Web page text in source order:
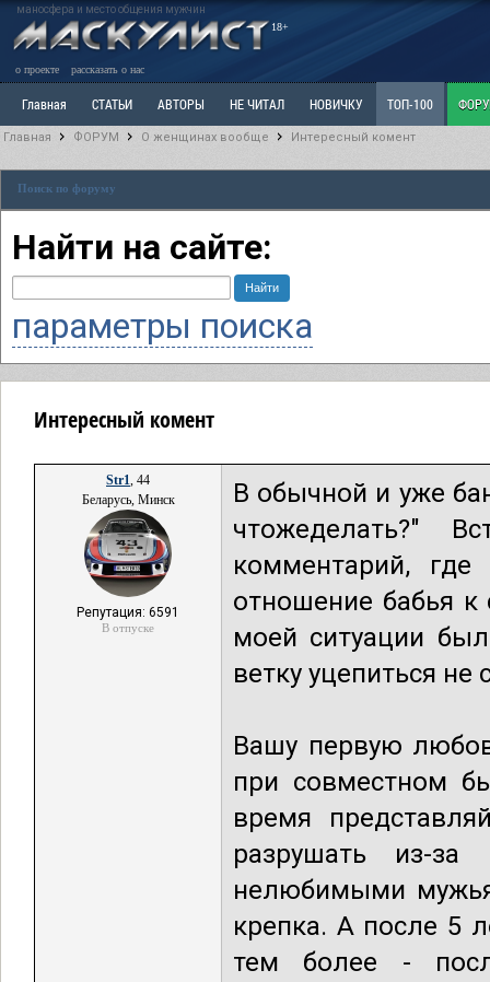
маносфера и место общения мужчин
18+
о проекте рассказать о нас
Главная СТАТЬИ АВТОРЫ НЕ ЧИТАЛ НОВИЧКУ ТОП-100
Ветка: Расстаюсь или Развожусь. САНЧАС Ветка: Наболевшее. Выскажись!
РАЗДЕЛ: Разное
Главная ФОРУМ О женщинах вообще Интересный комент
Поиск по форуму
Найти на сайте:
параметры поиска
Интересный комент
Str1, 44
Беларусь, Минск
Репутация: 6591
В отпуске
В обычной и уже
чтожеделать?"
комментарий,
отношение бабья
моей ситуации
ветку уцепиться не
Вашу первую
при совместном
время
разрушать из-
нелюбимыми
крепка. А после 5
тем более -